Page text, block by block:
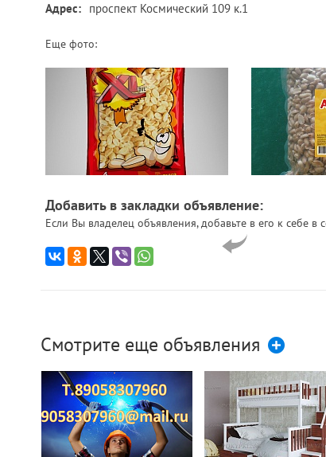
Адрес: проспект Космический 109 к.1
Еще фото:
Добавить в закладки объявление:
Если Вы владелец объявления, добавьте в его к себе
Смотрите еще объявления